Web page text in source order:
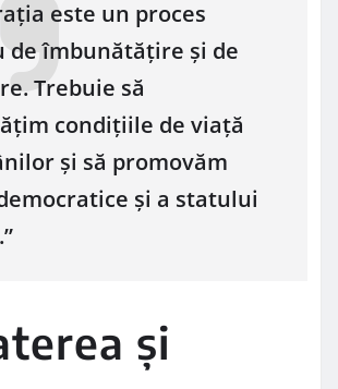
este un proces
de îmbunătățire și de
Trebuie să
condițiile de viață
și să promovăm
și a statului
și